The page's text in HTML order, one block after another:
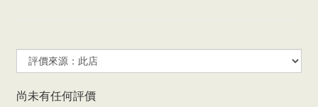
尚未有任何評價